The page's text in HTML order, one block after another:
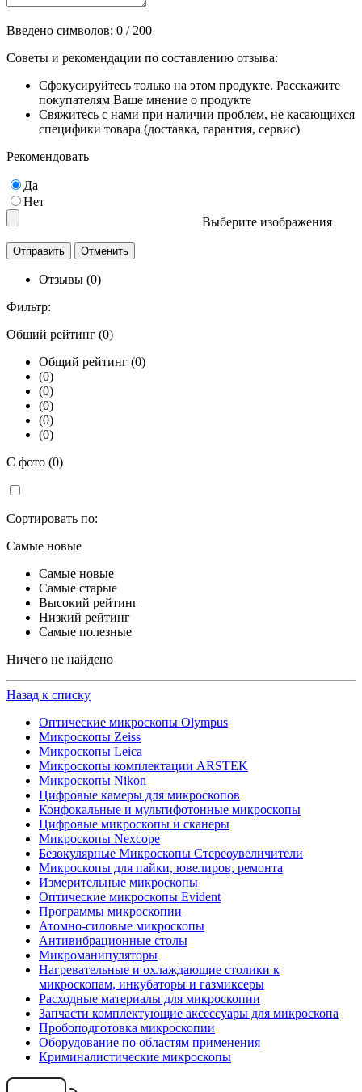
Введено символов: 0 / 200
Советы и рекомендации по составлению отзыва:
Сфокусируйтесь только на этом продукте. Расскажите
покупателям Ваше мнение о продукте
Свяжитесь с нами при наличии проблем, не касающихся
специфики товара (доставка, гарантия, сервис)
Рекомендовать
Да
Нет
Выберите изображения
Отзывы (0)
Фильтр:
Общий рейтинг (0)
Общий рейтинг (0)
(0)
(0)
(0)
(0)
(0)
С фото (0)
Сортировать по:
Самые новые
Самые новые
Самые старые
Высокий рейтинг
Низкий рейтинг
Самые полезные
Ничего не найдено
Назад к списку
Оптические микроскопы Olympus
Микроскопы Zeiss
Микроскопы Leica
Микроскопы комплектации ARSTEK
Микроскопы Nikon
Цифровые камеры для микроскопов
Конфокальные и мультифотонные микроскопы
Цифровые микроскопы и сканеры
Микроскопы Nexcope
Безокулярные Микроскопы Стереоувеличители
Микроскопы для пайки, ювелиров, ремонта
Измерительные микроскопы
Оптические микроскопы Evident
Программы микроскопии
Атомно-силовые микроскопы
Антивибрационные столы
Микроманипуляторы
Нагревательные и охлаждающие столики к
микроскопам, инкубаторы и газмиксеры
Расходные материалы для микроскопии
Запчасти комплектующие аксессуары для микроскопа
Пробоподготовка микроскопии
Оборудование по областям применения
Криминалистические микроскопы